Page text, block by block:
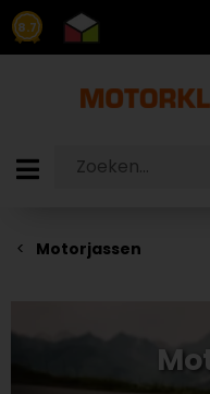
8.7
Motorjassen